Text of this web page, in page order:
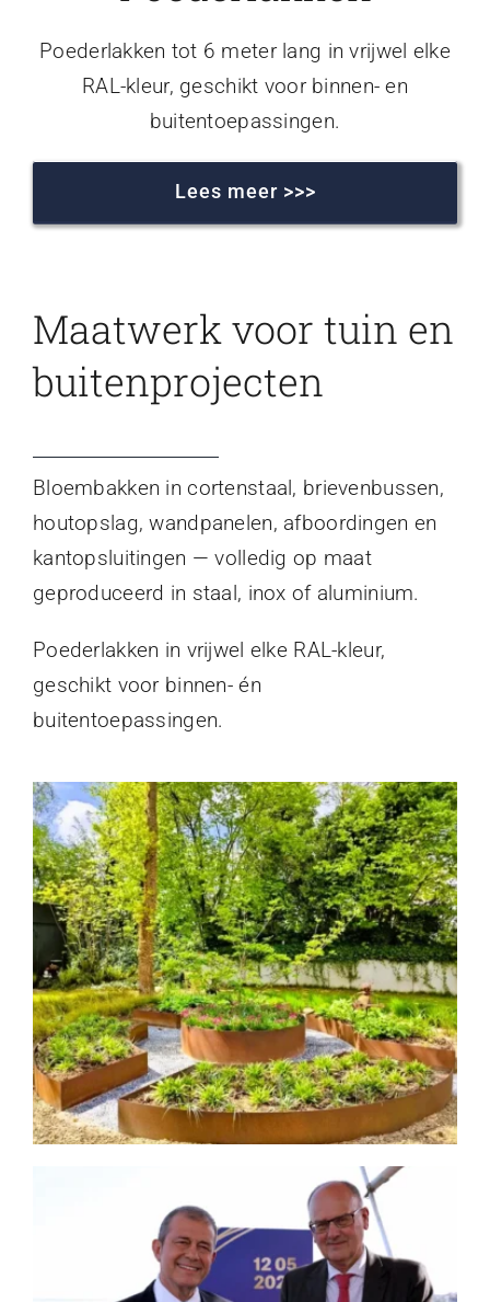
Poederlakken tot 6 meter lang in vrijwel elke
RAL-kleur, geschikt voor binnen- en
buitentoepassingen.
Lees meer >>>
Maatwerk voor tuin en
buitenprojecten
Bloembakken in cortenstaal, brievenbussen,
houtopslag, wandpanelen, afboordingen en
kantopsluitingen — volledig op maat
geproduceerd in staal, inox of aluminium.
Poederlakken in vrijwel elke RAL-kleur,
geschikt voor binnen- én
buitentoepassingen.